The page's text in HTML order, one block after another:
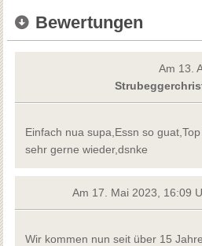
Bewertungen
Am 13.
Einfach nua supa,Essn so
sehr gerne wieder,dsnke
Am 17. Mai 2023, 16:09
Wir kommen nun seit über 15